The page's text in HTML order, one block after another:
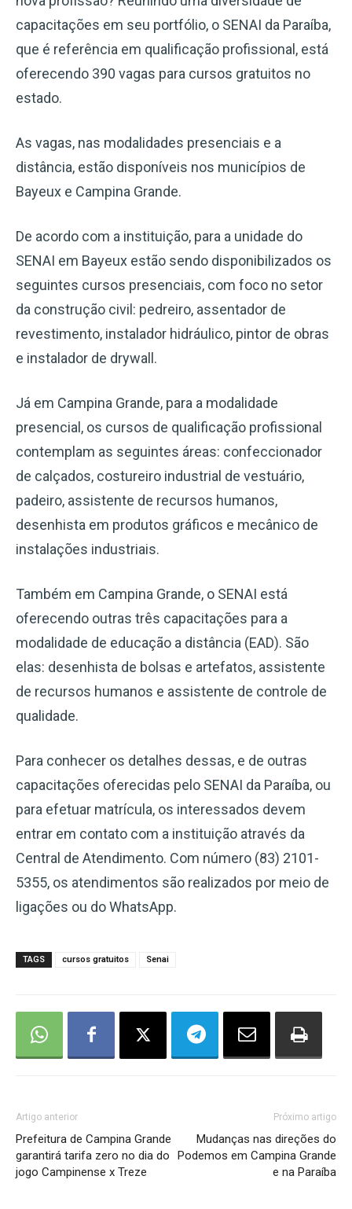
capacitações em seu portfólio, o SENAI da Paraíba,
que é referência em qualificação profissional, está
oferecendo 390 vagas para cursos gratuitos no
estado.
As vagas, nas modalidades presenciais e a
distância, estão disponíveis nos municípios de
Bayeux e Campina Grande.
De acordo com a instituição, para a unidade do
SENAI em Bayeux estão sendo disponibilizados os
seguintes cursos presenciais, com foco no setor
da construção civil: pedreiro, assentador de
revestimento, instalador hidráulico, pintor de obras
e instalador de drywall.
Já em Campina Grande, para a modalidade
presencial, os cursos de qualificação profissional
contemplam as seguintes áreas: confeccionador
de calçados, costureiro industrial de vestuário,
padeiro, assistente de recursos humanos,
desenhista em produtos gráficos e mecânico de
instalações industriais.
Também em Campina Grande, o SENAI está
oferecendo outras três capacitações para a
modalidade de educação a distância (EAD). São
elas: desenhista de bolsas e artefatos, assistente
de recursos humanos e assistente de controle de
qualidade.
Para conhecer os detalhes dessas, e de outras
capacitações oferecidas pelo SENAI da Paraíba, ou
para efetuar matrícula, os interessados devem
entrar em contato com a instituição através da
Central de Atendimento. Com número (83) 2101-
5355, os atendimentos são realizados por meio de
ligações ou do WhatsApp.
TAGS cursos gratuitos Senai
Artigo anterior
Prefeitura de Campina Grande
garantirá tarifa zero no dia do
jogo Campinense x Treze
Próximo artigo
Mudanças nas direções do
Podemos em Campina Grande
e na Paraíba